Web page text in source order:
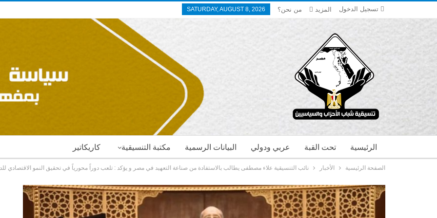
تسجيل الدخول SATURDAY, AUGUST 8, 2026 من نحن؟ المزيد
كاريكاتير مكتبة التنسيقية البيانات الرسمية عربي ودولي تحت القبة الرئيسية
الصفحة الرئيسية الأخبار نائب التنسيقية علاء مصطفى يطالب بالاستفادة من صناعة التعهيد في مصر و يؤكد : تلعب دوراً محورياً في تحقيق النمو الاقتصادي